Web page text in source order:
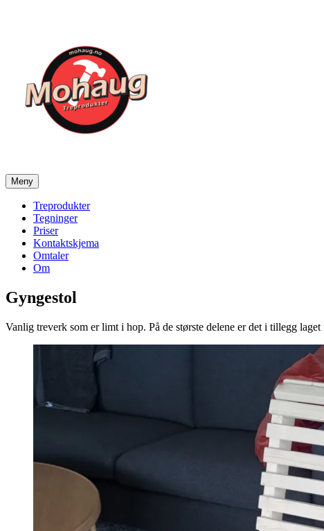
Mohaug Treprodukter
Salg av tegninger og treprodukter
Meny
Treprodukter
Tegninger
Priser
Kontaktskjema
Omtaler
Om
Gyngestol
Vanlig treverk som er limt i hop. På de største delene er det i tillegg